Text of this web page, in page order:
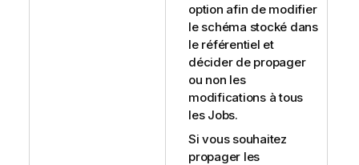
option afin de modifier
le schéma stocké dans
le référentiel et
décider de propager
ou non les
modifications à tous
les Jobs.
Si vous souhaitez
propager les